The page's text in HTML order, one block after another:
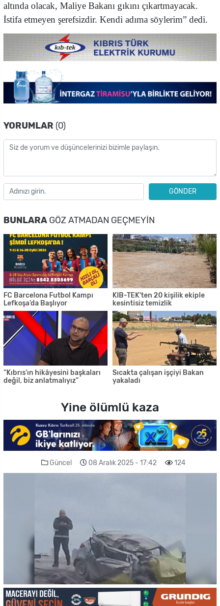
altında olacak, Maliye Bakanı gıkını çıkartmayacak.
İstifa etmeyen şerefsizdir. Kendi adıma söylerim” dedi.
YORUMLAR (0)
GÖNDER
BUNLARA GÖZ ATMADAN GEÇMEYIN
FC Barcelona Futbol Kampı
Lefkoşa’da Başlıyor
KIB-TEK'ten 20 kişilik ekiple
kesintisiz temizlik
“Kıbrıs’ın hikâyesini başkaları
değil, biz anlatmalıyız”
Sıcakta çalışan işçiyi Bakan
yakaladı
Yine ölümlü kaza
Güncel 08 Aralık 2025 - 17:42 124